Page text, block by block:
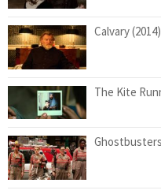
Calvary (2014)
The Kite